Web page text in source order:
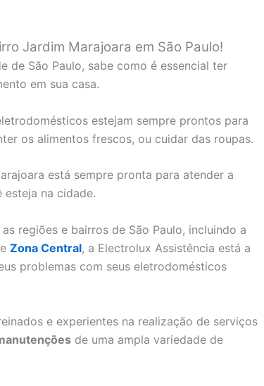
Jardim Marajoara em São Paulo!
de São Paulo, sabe como é essencial ter
em sua casa.
estejam sempre prontos para
os alimentos frescos, ou cuidar das roupas.
está sempre pronta para atender a
esteja na cidade.
regiões e bairros de São Paulo, incluindo a
e Zona Central, a Electrolux Assistência está a
problemas com seus eletrodomésticos
e experientes na realização de serviços
de uma ampla variedade de